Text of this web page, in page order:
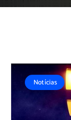
Notícias